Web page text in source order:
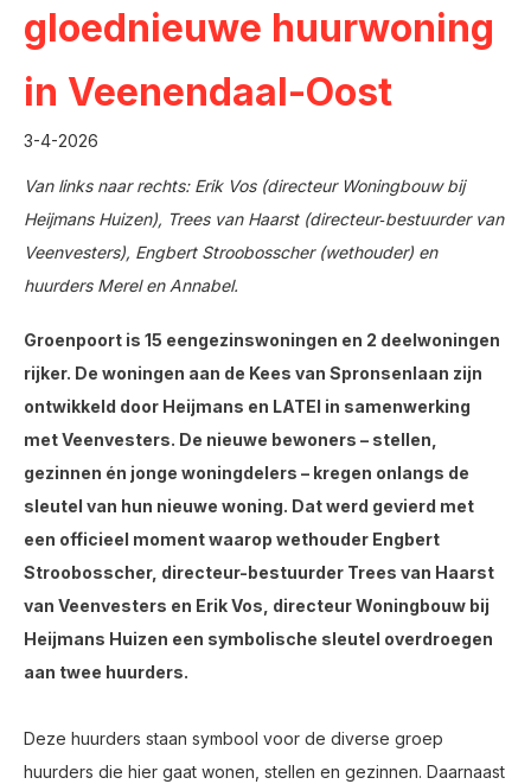
gloednieuwe huurwoning
in Veenendaal-Oost
3-4-2026
Van links naar rechts: Erik Vos (directeur Woningbouw bij
Heijmans Huizen), Trees van Haarst (directeur‑bestuurder van
Veenvesters), Engbert Stroobosscher (wethouder) en
huurders Merel en Annabel.
Groenpoort is 15 eengezinswoningen en 2 deelwoningen
rijker. De woningen aan de Kees van Spronsenlaan zijn
ontwikkeld door Heijmans en LATEI in samenwerking
met Veenvesters. De nieuwe bewoners – stellen,
gezinnen én jonge woningdelers – kregen onlangs de
sleutel van hun nieuwe woning. Dat werd gevierd met
een officieel moment waarop wethouder Engbert
Stroobosscher, directeur-bestuurder Trees van Haarst
van Veenvesters en Erik Vos, directeur Woningbouw bij
Heijmans Huizen een symbolische sleutel overdroegen
aan twee huurders.
Deze huurders staan symbool voor de diverse groep
huurders die hier gaat wonen, stellen en gezinnen. Daarnaast